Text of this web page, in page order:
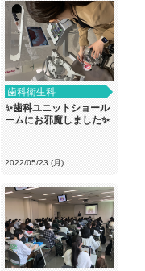
歯科衛生科
✨歯科ユニットショール
ームにお邪魔しました✨
2022/05/23 (月)